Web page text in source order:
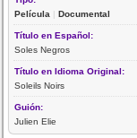
Película |Documental
Título en Español:
Soles Negros
Título en Idioma Original:
Soleils Noirs
Guión:
Julien Elie